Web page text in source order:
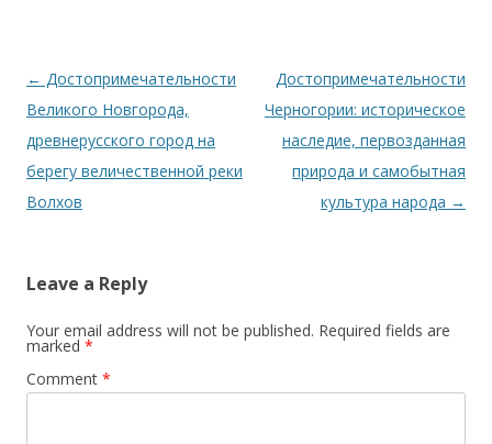
Post navigation
← Достопримечательности
Великого Новгорода,
древнерусского город на
берегу величественной реки
Волхов
Достопримечательности
Черногории: историческое
наследие, первозданная
природа и самобытная
культура народа →
Leave a Reply
Your email address will not be published. Required fields are
marked *
Comment *